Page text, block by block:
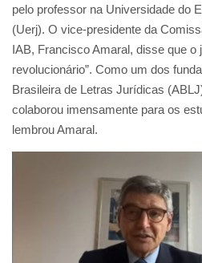
pelo professor na Universidade do
(Uerj). O vice-presidente da
IAB, Francisco Amaral, disse que o
revolucionário”. Como um dos
Brasileira de Letras Jurídicas
colaborou imensamente para os
lembrou Amaral.